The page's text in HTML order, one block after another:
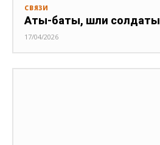
СВЯЗИ
Аты-баты, шли солдаты
17/04/2026